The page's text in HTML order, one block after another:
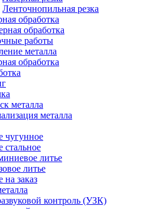
Ленточнопильная резка
обработка
обработка
работы
металла
обработка
металла
металла
чугунное
стальное
литье
литье
на заказ
контроль (УЗК)